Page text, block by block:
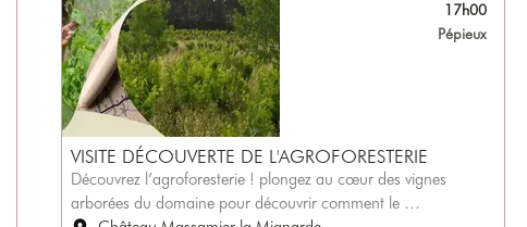
17h00
Pépieux
VISITE DÉCOUVERTE DE L'AGROFORESTERIE
Découvrez l’agroforesterie ! plongez au cœur des vignes
arborées du domaine pour découvrir comment le …